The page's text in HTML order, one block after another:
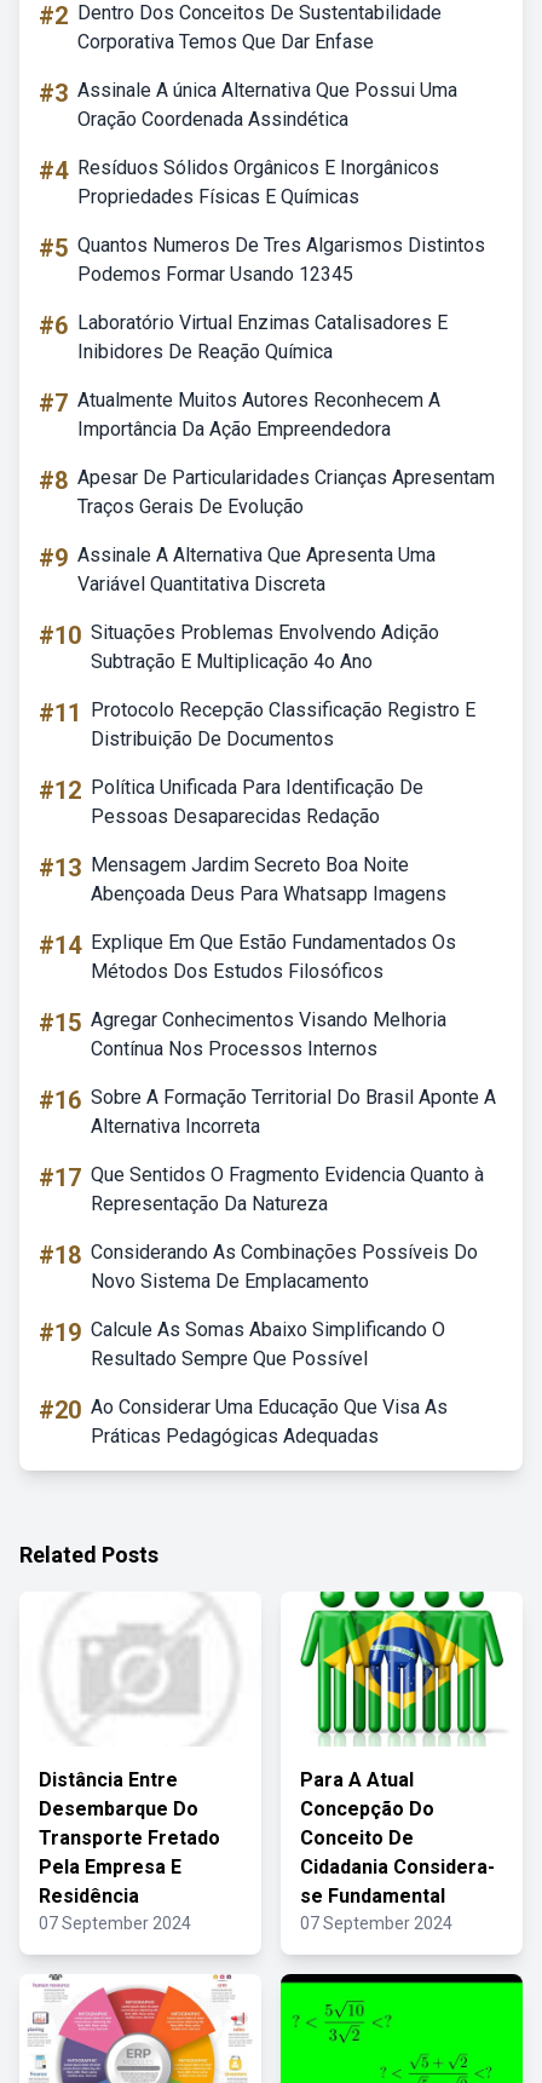
#2 Dentro Dos Conceitos De Sustentabilidade
Corporativa Temos Que Dar Enfase
#3 Assinale A única Alternativa Que Possui Uma
Oração Coordenada Assindética
#4 Resíduos Sólidos Orgânicos E Inorgânicos
Propriedades Físicas E Químicas
#5 Quantos Numeros De Tres Algarismos Distintos
Podemos Formar Usando 12345
#6 Laboratório Virtual Enzimas Catalisadores E
Inibidores De Reação Química
#7 Atualmente Muitos Autores Reconhecem A
Importância Da Ação Empreendedora
#8 Apesar De Particularidades Crianças Apresentam
Traços Gerais De Evolução
#9 Assinale A Alternativa Que Apresenta Uma
Variável Quantitativa Discreta
#10 Situações Problemas Envolvendo Adição
Subtração E Multiplicação 4o Ano
#11
Protocolo Recepção Classificação Registro E
Distribuição De Documentos
#12 Política Unificada Para Identificação De
Pessoas Desaparecidas Redação
#13 Mensagem Jardim Secreto Boa Noite
Abençoada Deus Para Whatsapp Imagens
#14 Explique Em Que Estão Fundamentados Os
Métodos Dos Estudos Filosóficos
#15 Agregar Conhecimentos Visando Melhoria
Contínua Nos Processos Internos
#16 Sobre A Formação Territorial Do Brasil Aponte A
Alternativa Incorreta
#17 Que Sentidos O Fragmento Evidencia Quanto à
Representação Da Natureza
#18 Considerando As Combinações Possíveis Do
Novo Sistema De Emplacamento
#19 Calcule As Somas Abaixo Simplificando O
Resultado Sempre Que Possível
#20 Ao Considerar Uma Educação Que Visa As
Práticas Pedagógicas Adequadas
Related Posts
Distância Entre
Desembarque Do
Transporte Fretado
Pela Empresa E
Residência
07 September 2024
Para A Atual
Concepção Do
Conceito De
Cidadania Considera-
se Fundamental
07 September 2024